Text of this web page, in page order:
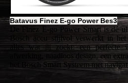
Batavus Finez E-go Power Bes3
De Finez E-go Power Smart is dé
Bosch accu stijlvol verwerkt in
alles wat jij zoekt: een perfecte
afwerking, naadloos design, een
het Bosch Smart Systeem met